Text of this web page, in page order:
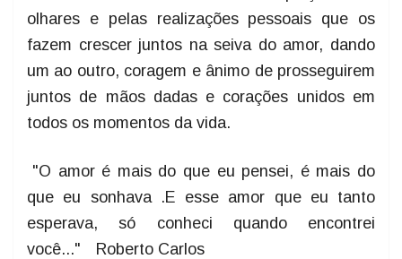
olhares e pelas realizações pessoais que os
fazem crescer juntos na seiva do amor, dando
um ao outro, coragem e ânimo de prosseguirem
juntos de mãos dadas e corações unidos em
todos os momentos da vida.
"O amor é mais do que eu pensei, é mais do
que eu sonhava .E esse amor que eu tanto
esperava, só conheci quando encontrei
você..."
Roberto Carlos